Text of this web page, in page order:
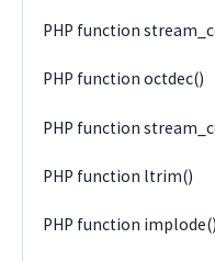
PHP function
PHP function octdec()
PHP function
PHP function ltrim()
PHP function implode()